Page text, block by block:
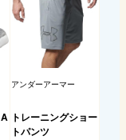
アンダーアーマー
トレーニングショー
トパンツ